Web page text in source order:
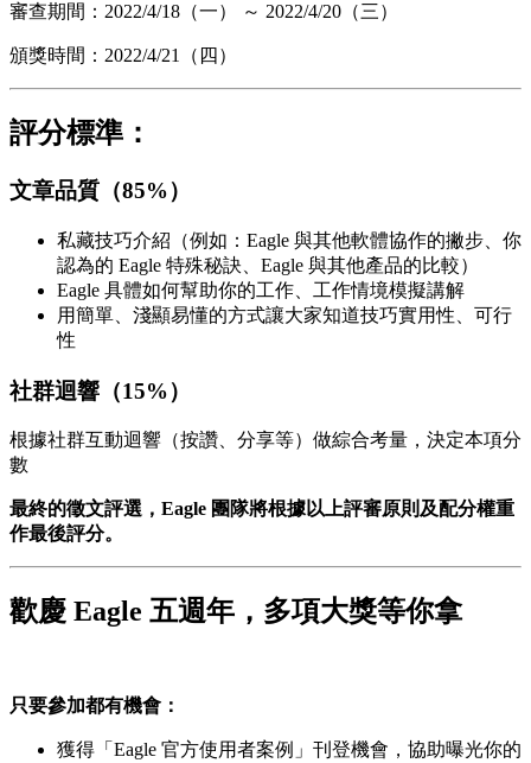
審查期間：2022/4/18（一） ～ 2022/4/20（三）
頒獎時間：2022/4/21（四）
評分標準：
文章品質（85%）
私藏技巧介紹（例如：Eagle 與其他軟體協作的撇步、你
認為的 Eagle 特殊秘訣、Eagle 與其他產品的比較）
Eagle 具體如何幫助你的工作、工作情境模擬講解
用簡單、淺顯易懂的方式讓大家知道技巧實用性、可行
性
社群迴響 （15%）
根據社群互動迴響（按讚、分享等）做綜合考量，決定本項分
數
最終的徵文評選，Eagle 團隊將根據以上評審原則及配分權重
作最後評分。
歡慶 Eagle 五週年 ，多項大獎等你拿
只要參加都有機會：
獲得「Eagle 官方使用者案例」刊登機會，協助曝光你的